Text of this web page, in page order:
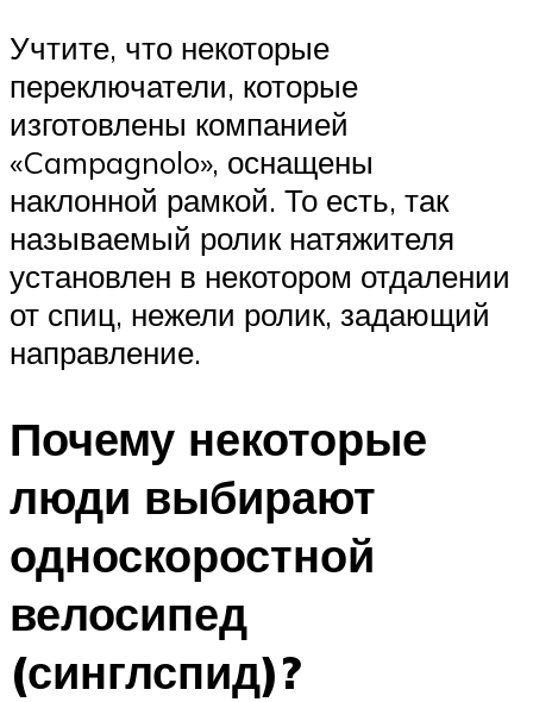
Учтите, что некоторые
переключатели, которые
изготовлены компанией
«Campagnolo», оснащены
наклонной рамкой. То есть, так
называемый ролик натяжителя
установлен в некотором отдалении
от спиц, нежели ролик, задающий
направление.
Почему некоторые
люди выбирают
односкоростной
велосипед
(синглспид)?